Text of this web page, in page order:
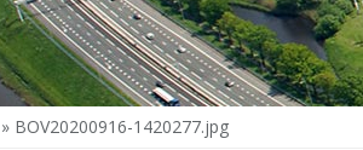
» BOV20200916-1420277.jpg